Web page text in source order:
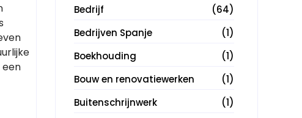
Bedrijf
(64)
Bedrijven Spanje
(1)
Boekhouding
(1)
Bouw en renovatiewerken
(1)
Buitenschrijnwerk
(1)